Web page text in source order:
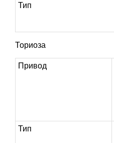
Тип
Ториоза
Привод
Тип